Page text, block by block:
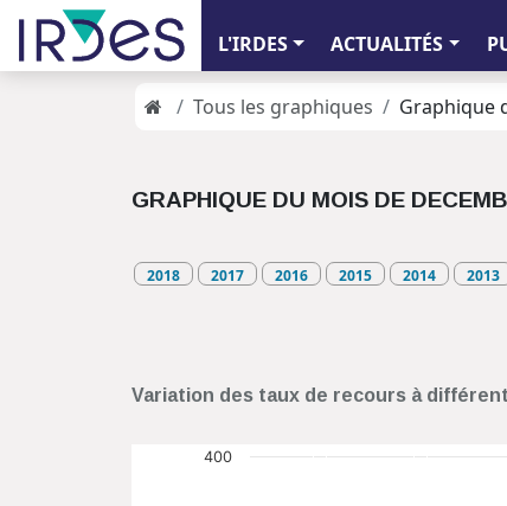
L'IRDES ACTUALITÉS
Tous les graphiques Graphique
GRAPHIQUE DU MOIS DE
2018 2017 2016 2015 2014 2013
Variation des taux de recours à
400